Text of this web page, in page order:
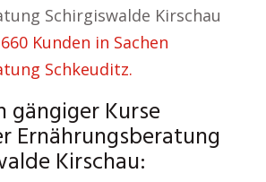
Schirgiswalde Kirschau
Kunden in Sachen
Schkeuditz.
gängiger Kurse
Ernährungsberatung
Kirschau: